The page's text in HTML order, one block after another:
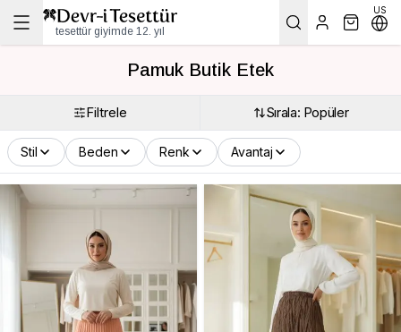
tesettür giyimde 12. yıl
US
Pamuk Butik Etek
Filtrele Sırala: Popüler
Stil Beden Renk Avantaj